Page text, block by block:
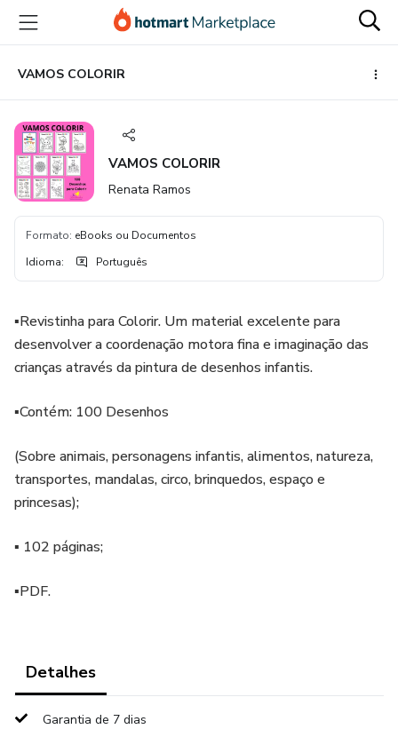
para
conteúdo
principal
para
pagamento
para
rodapé
VAMOS COLORIR
VAMOS COLORIR
Renata Ramos
Formato: eBooks ou Documentos
Idioma: Português
▪️Revistinha para Colorir. Um material excelente para
desenvolver a coordenação motora fina e imaginação das
crianças através da pintura de desenhos infantis.
▪️Contém: 100 Desenhos
(Sobre animais, personagens infantis, alimentos, natureza,
transportes, mandalas, circo, brinquedos, espaço e
princesas);
▪️ 102 páginas;
▪️PDF.
Detalhes
Garantia de 7 dias